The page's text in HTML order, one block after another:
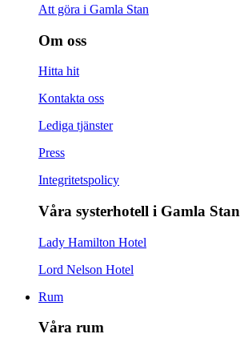
Att göra i Gamla Stan
Om oss
Hitta hit
Kontakta oss
Lediga tjänster
Press
Integritetspolicy
Våra systerhotell i Gamla Stan
Lady Hamilton Hotel
Lord Nelson Hotel
Rum
Våra rum